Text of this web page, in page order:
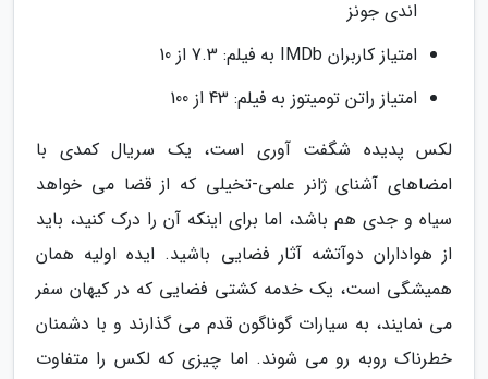
اندی جونز
امتیاز کاربران IMDb به فیلم: 7.3 از 10
امتیاز راتن تومیتوز به فیلم: 43 از 100
لکس پدیده شگفت آوری است، یک سریال کمدی با
امضاهای آشنای ژانر علمی-تخیلی که از قضا می خواهد
سیاه و جدی هم باشد، اما برای اینکه آن را درک کنید، باید
از هواداران دوآتشه آثار فضایی باشید. ایده اولیه همان
همیشگی است، یک خدمه کشتی فضایی که در کیهان سفر
می نمایند، به سیارات گوناگون قدم می گذارند و با دشمنان
خطرناک روبه رو می شوند. اما چیزی که لکس را متفاوت